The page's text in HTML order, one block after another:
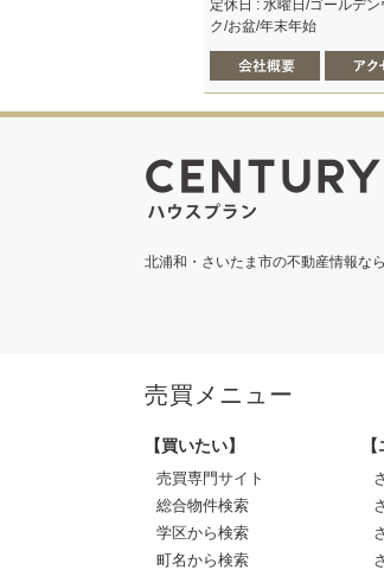
定休日 : 水曜日/ゴールデン
ク/お盆/年末年始
北浦和・さいたま市の不動産情報な
売買メニュー
【買いたい】
売買専門サイト
総合物件検索
学区から検索
町名から検索